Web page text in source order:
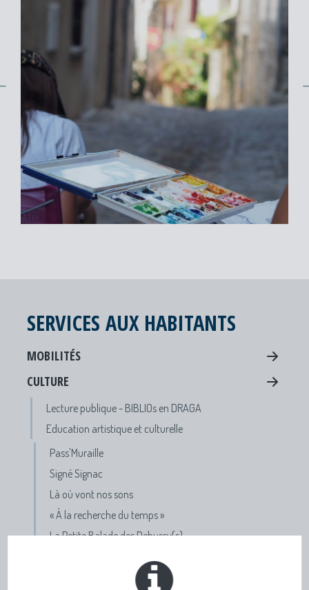
SERVICES AUX HABITANTS
MOBILITÉS
CULTURE
Lecture publique - BIBLIOs en DRAGA
Education artistique et culturelle
Pass'Muraille
Signé Signac
Là où vont nos sons
« À la recherche du temps »
La Petite Balade des Debussy(s)